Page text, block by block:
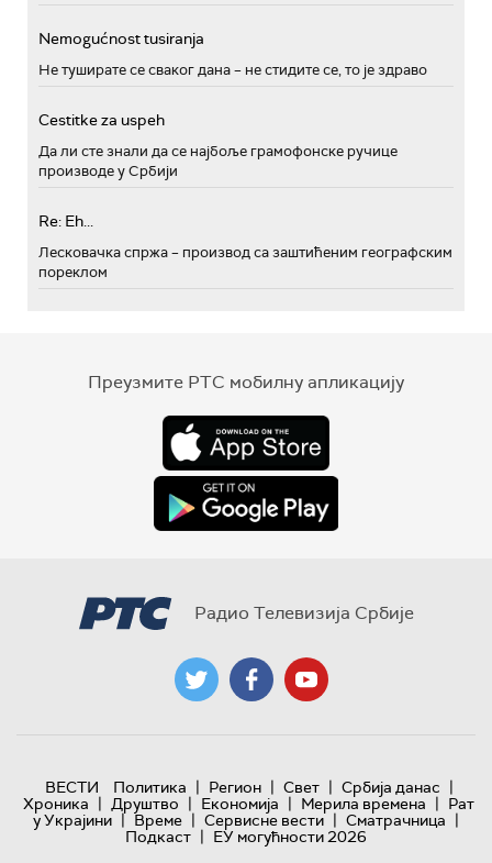
Nemogućnost tusiranja
Не туширате се сваког дана – не стидите се, то је здраво
Cestitke za uspeh
Да ли сте знали да се најбоље грамофонске ручице
производе у Србији
Re: Eh...
Лесковачка спржа – производ са заштићеним географским
пореклом
Преузмите РТС мобилну апликацију
Радио Телевизија Србије
ВЕСТИ Политика | Регион | Свет | Србија данас |
Хроника | Друштво | Економија | Мерила времена | Рат
у Украјини | Време | Сервисне вести | Сматрачница |
Подкаст | ЕУ могућности 2026